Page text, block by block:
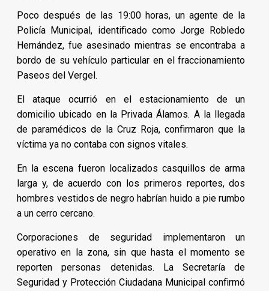
Poco después de las 19:00 horas, un agente de la
Policía Municipal, identificado como Jorge Robledo
Hernández, fue asesinado mientras se encontraba a
bordo de su vehículo particular en el fraccionamiento
Paseos del Vergel.
El ataque ocurrió en el estacionamiento de un
domicilio ubicado en la Privada Álamos. A la llegada
de paramédicos de la Cruz Roja, confirmaron que la
víctima ya no contaba con signos vitales.
En la escena fueron localizados casquillos de arma
larga y, de acuerdo con los primeros reportes, dos
hombres vestidos de negro habrían huido a pie rumbo
a un cerro cercano.
Corporaciones de seguridad implementaron un
operativo en la zona, sin que hasta el momento se
reporten personas detenidas. La Secretaría de
Seguridad y Protección Ciudadana Municipal confirmó